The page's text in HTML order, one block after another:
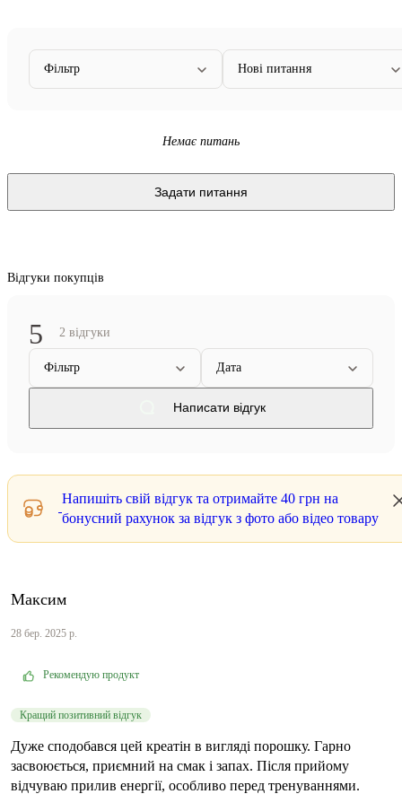
Фільтр Нові питання
Немає питань
Задати питання
Відгуки покупців
5 2 відгуки
Фільтр Дата
Написати відгук
Напишіть свій відгук та отримайте 40 грн на
бонусний рахунок за відгук з фото або відео товару
Максим
28 бер. 2025 р.
Рекомендую продукт
Кращий позитивний відгук
Дуже сподобався цей креатін в вигляді порошку. Гарно
засвоюється, приємний на смак і запах. Після прийому
відчуваю прилив енергії, особливо перед тренуваннями.